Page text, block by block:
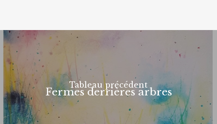
Tableau précédent
Fermes derrières arbres